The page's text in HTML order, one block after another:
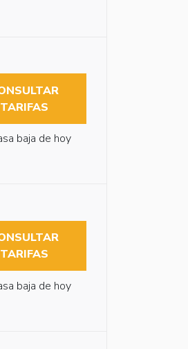
TARIFAS
baja de hoy
TARIFAS
baja de hoy